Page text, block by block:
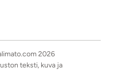
2026
teksti, kuva ja